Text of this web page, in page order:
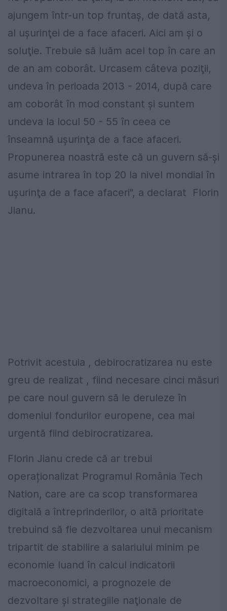
ajungem într-un top fruntaş, de dată asta,
al uşurinţei de a face afaceri. Aici am şi o
soluţie. Trebuie să luăm acel top în care an
de an am coborât. Urcasem câteva poziţii,
undeva în perioada 2013 - 2014, după care
am coborât în mod constant şi suntem
undeva la locul 50 - 55 în ceea ce
înseamnă uşurinţa de a face afaceri.
Propunerea noastră este că un guvern să-şi
asume intrarea în top 20 la nivel mondial în
uşurinţa de a face afaceri", a declarat Florin
Jianu.
Potrivit acestuia , debirocratizarea nu este
greu de realizat , fiind necesare cinci măsuri
pe care noul guvern să le deruleze în
domeniul fondurilor europene, cea mai
urgentă fiind debirocratizarea.
Florin Jianu crede că ar trebui
operaționalizat Programul România Tech
Nation, care are ca scop transformarea
digitală a întreprinderilor, o altă prioritate
trebuind să fie dezvoltarea unui mecanism
tripartit de stabilire a salariului minim pe
economie luand în calcul indicatorii
macroeconomici, a prognozele de
dezvoltare şi strategiile naţionale de